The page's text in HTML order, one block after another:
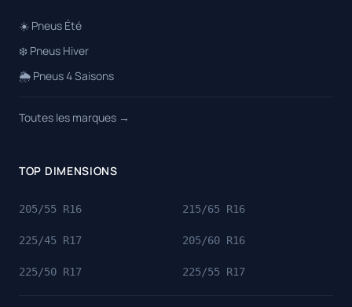
☀️ Pneus Été
❄️ Pneus Hiver
🌦️ Pneus 4 Saisons
Toutes les marques →
TOP DIMENSIONS
205/55 R16 215/65 R16
225/45 R17 205/60 R16
225/50 R17 225/55 R17